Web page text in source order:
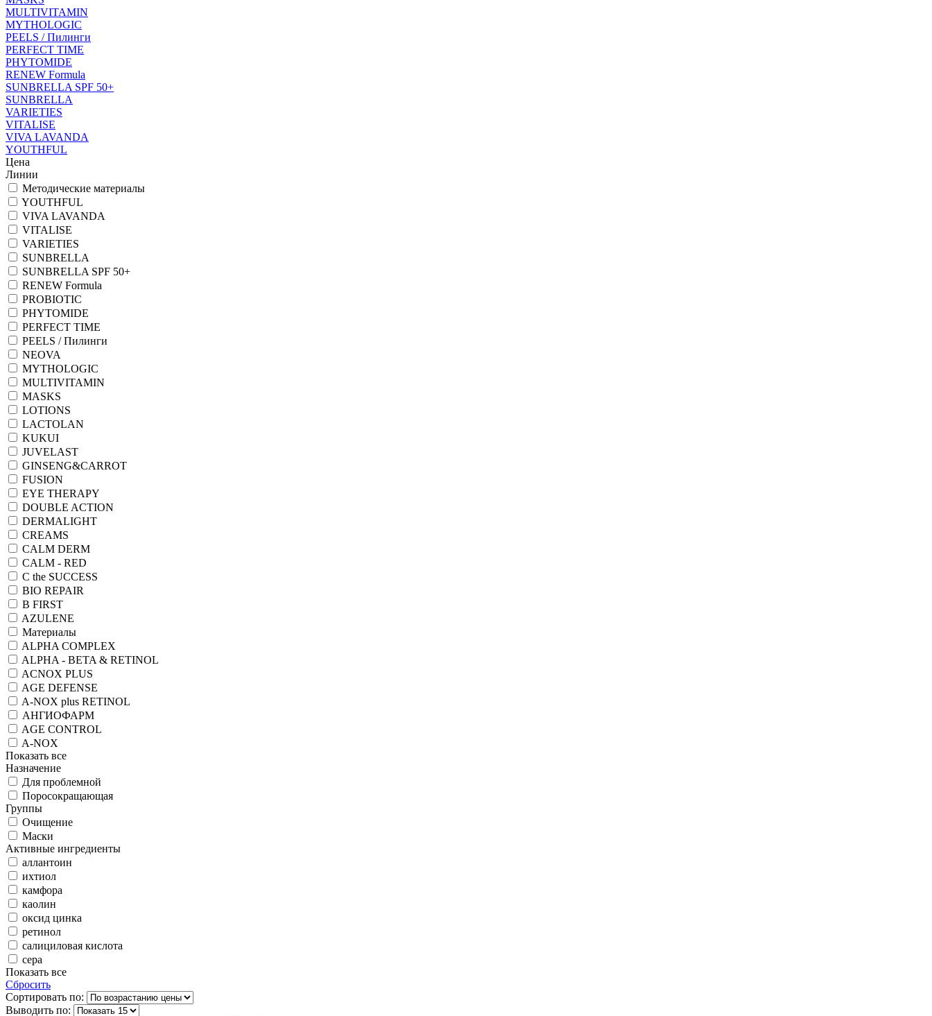
MULTIVITAMIN
MYTHOLOGIC
PEELS / Пилинги
PERFECT TIME
PHYTOMIDE
RENEW Formula
SUNBRELLA SPF 50+
SUNBRELLA
VARIETIES
VITALISE
VIVA LAVANDA
YOUTHFUL
Цена
Линии
Методические материалы
YOUTHFUL
VIVA LAVANDA
VITALISE
VARIETIES
SUNBRELLA
SUNBRELLA SPF 50+
RENEW Formula
PROBIOTIC
PHYTOMIDE
PERFECT TIME
PEELS / Пилинги
NEOVA
MYTHOLOGIC
MULTIVITAMIN
MASKS
LOTIONS
LACTOLAN
KUKUI
JUVELAST
GINSENG&CARROT
FUSION
EYE THERAPY
DOUBLE ACTION
DERMALIGHT
CREAMS
CALM DERM
CALM - RED
C the SUCCESS
BIO REPAIR
B FIRST
AZULENE
Материалы
ALPHA COMPLEX
ALPHA - BETA & RETINOL
ACNOX PLUS
AGE DEFENSE
A-NOX plus RETINOL
АНГИОФАРМ
AGE CONTROL
A-NOX
Показать все
Назначение
Для проблемной
Поросокращающая
Группы
Очищение
Маски
Активные ингредиенты
аллантоин
ихтиол
камфора
каолин
оксид цинка
ретинол
салициловая кислота
сера
Показать все
Сбросить
Сортировать по:
Выводить по: